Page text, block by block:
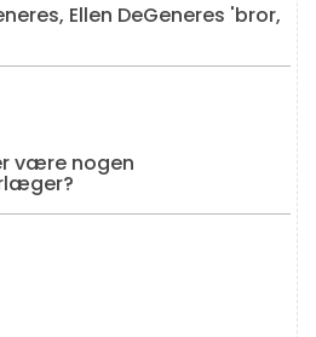
Ellen DeGeneres 'bror,
være nogen